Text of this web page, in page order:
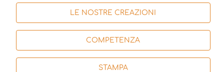
LE NOSTRE CREAZIONI
COMPETENZA
STAMPA